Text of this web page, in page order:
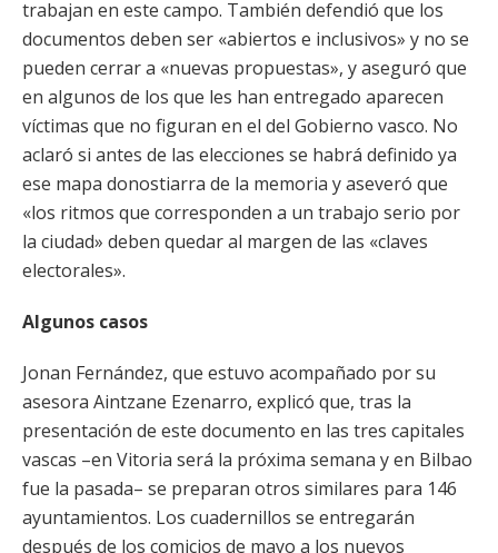
trabajan en este campo. También defendió que los
documentos deben ser «abiertos e inclusivos» y no se
pueden cerrar a «nuevas propuestas», y aseguró que
en algunos de los que les han entregado aparecen
víctimas que no figuran en el del Gobierno vasco. No
aclaró si antes de las elecciones se habrá definido ya
ese mapa donostiarra de la memoria y aseveró que
«los ritmos que corresponden a un trabajo serio por
la ciudad» deben quedar al margen de las «claves
electorales».
Algunos casos
Jonan Fernández, que estuvo acompañado por su
asesora Aintzane Ezenarro, explicó que, tras la
presentación de este documento en las tres capitales
vascas –en Vitoria será la próxima semana y en Bilbao
fue la pasada– se preparan otros similares para 146
ayuntamientos. Los cuadernillos se entregarán
después de los comicios de mayo a los nuevos